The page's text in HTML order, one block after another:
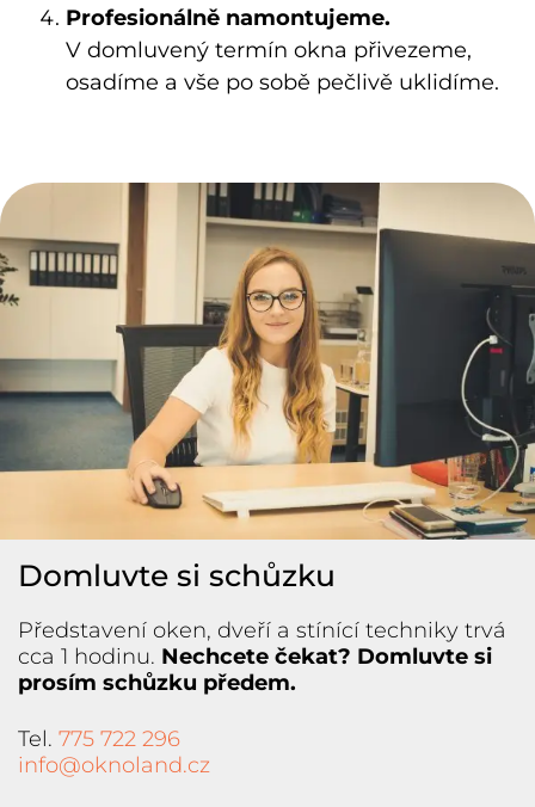
Profesionálně namontujeme.
V domluvený termín okna přivezeme,
osadíme a vše po sobě pečlivě uklidíme.
Domluvte si schůzku
Představení oken, dveří a stínící techniky trvá
cca 1 hodinu. Nechcete čekat? Domluvte si
prosím schůzku předem.
Tel. 775 722 296
info@oknoland.cz